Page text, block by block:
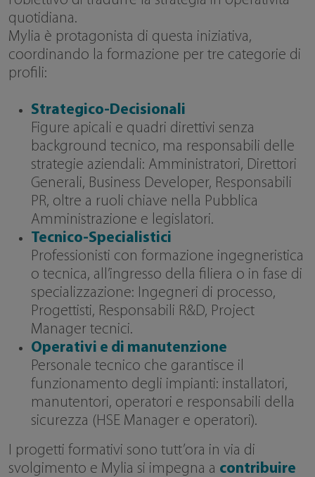
quotidiana.
Mylia è protagonista di questa iniziativa,
coordinando la formazione per tre categorie di
profili:
Strategico-Decisionali
Figure apicali e quadri direttivi senza
background tecnico, ma responsabili delle
strategie aziendali: Amministratori, Direttori
Generali, Business Developer, Responsabili
PR, oltre a ruoli chiave nella Pubblica
Amministrazione e legislatori.
Tecnico-Specialistici
Professionisti con formazione ingegneristica
o tecnica, all’ingresso della filiera o in fase di
specializzazione: Ingegneri di processo,
Progettisti, Responsabili R&D, Project
Manager tecnici.
Operativi e di manutenzione
Personale tecnico che garantisce il
funzionamento degli impianti: installatori,
manutentori, operatori e responsabili della
sicurezza (HSE Manager e operatori).
I progetti formativi sono tutt’ora in via di
svolgimento e Mylia si impegna a contribuire